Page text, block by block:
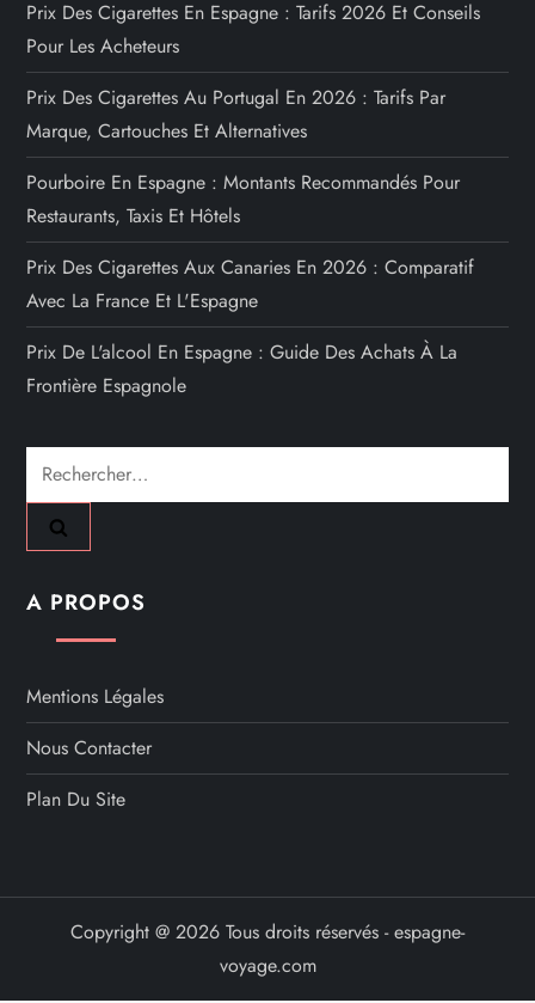
Prendre Sa Retraite En Espagne Pour Un Français : Notre
Guide Complet
PAGES ET ARTICLES PHARES
Prix Des Cigarettes En Espagne : Tarifs 2026 Et Conseils
Pour Les Acheteurs
Pourboire En Espagne : Montants Recommandés Pour
Restaurants, Taxis Et Hôtels
Prix Des Cigarettes Aux Canaries En 2026 : Comparatif
Frontière Espagnole
Rechercher :
A PROPOS